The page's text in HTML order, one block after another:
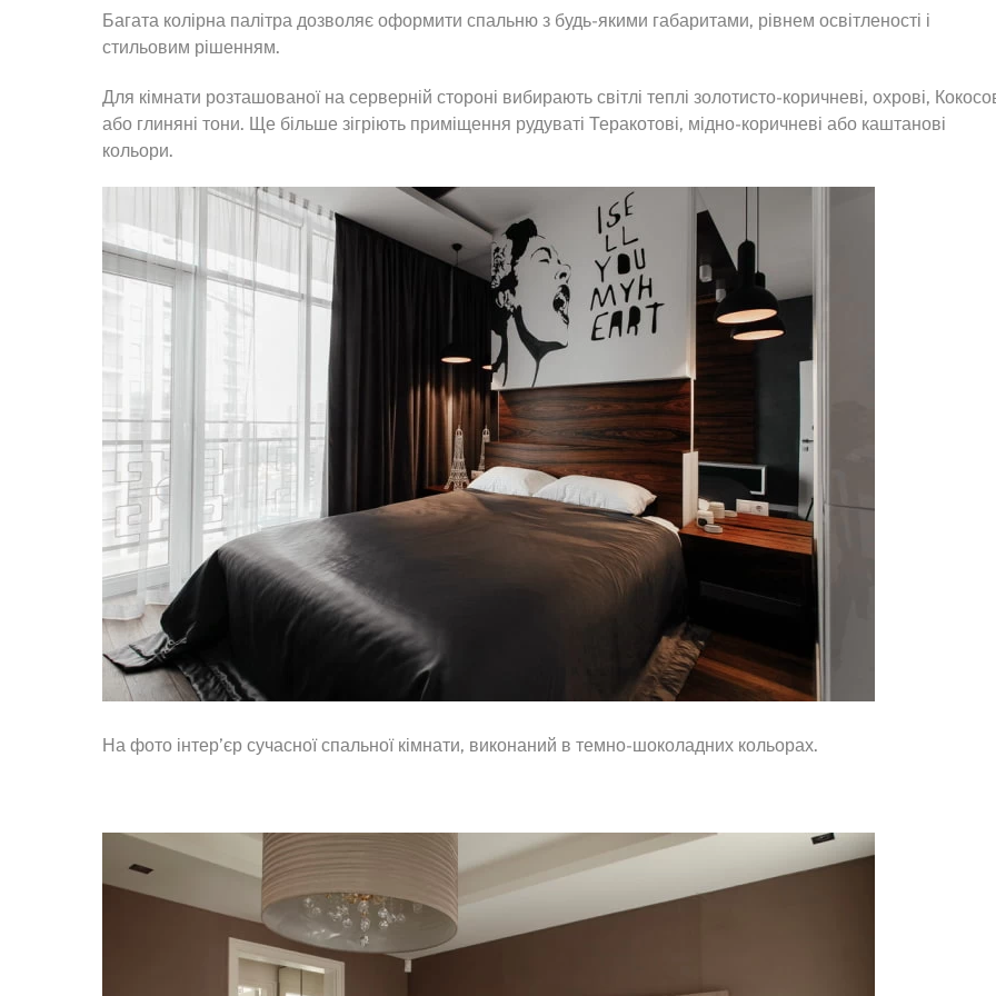
Багата колірна палітра дозволяє оформити спальню з будь-якими габаритами, рівнем освітленості і
стильовим рішенням.
Для кімнати розташованої на серверній стороні вибирають світлі теплі золотисто-коричневі, охрові,
або глиняні тони. Ще більше зігріють приміщення рудуваті Теракотові, мідно-коричневі або каштанові
кольори.
На фото інтер’єр сучасної спальної кімнати, виконаний в темно-шоколадних кольорах.